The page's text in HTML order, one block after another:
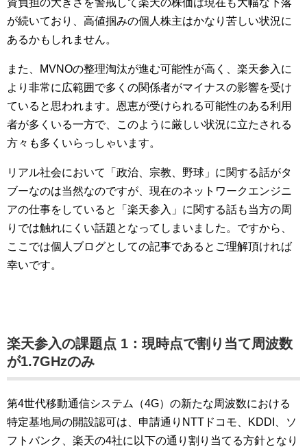
が続いており、高値掴みの個人株主はかなり苦しい状況に
あるかもしれません。
また、MVNOの整理淘汰が進む可能性が高く、楽天参入に
より非常に広範囲で多くの関係者がマイナスの影響を受け
ていると思われます。恩恵が受けられる可能性のある利用
者が多くいる一方で、このように厳しい状況に立たされる
方々も多くいらっしゃいます。
リアル社会において「政治、宗教、野球」に関する話がタ
ブーなのは当然なのですが、現在のネットワークエンジニ
アの仕事をしていると「楽天参入」に関する話も当方の周
りでは触れにくい話題となってしまいました。ですから、
ここでは個人ブログとしての記事であるとご理解頂ければ
幸いです。
楽天参入の課題点 1：現時点で割り当て周波数
が1.7GHzのみ
第4世代移動通信システム（4G）の新たな周波数における
特定基地局の開設認可は、申請通りNTTドコモ、KDDI、ソ
フトバンク、楽天の4社に以下の通り割り当てる方針となり